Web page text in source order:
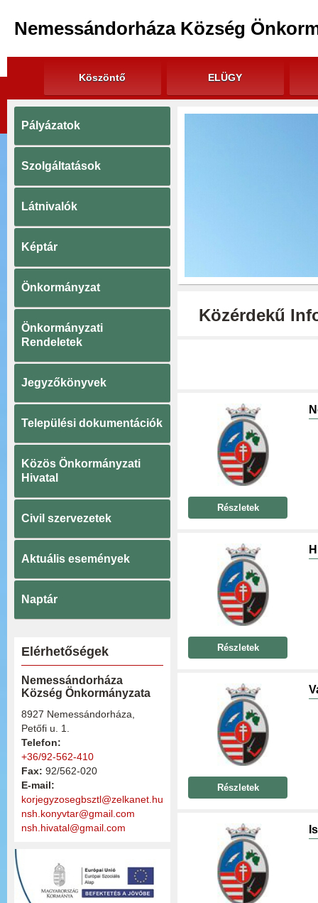
Nemessándorháza Község
Köszöntő ELÜGY
Pályázatok
Szolgáltatások
Látnivalók
Képtár
Önkormányzat
Önkormányzati
Rendeletek
Jegyzőkönyvek
Települési dokumentációk
Közös Önkormányzati
Hivatal
Civil szervezetek
Aktuális események
Naptár
Elérhetőségek
Nemessándorháza
Község Önkormányzata
8927 Nemessándorháza,
Petőfi u. 1.
Telefon:
+36/92-562-410
Fax: 92/562-020
E-mail:
korjegyzosegbsztl@zelkanet.hu
nsh.konyvtar@gmail.com
nsh.hivatal@gmail.com
Közérdekű
Részletek
Részletek
Részletek